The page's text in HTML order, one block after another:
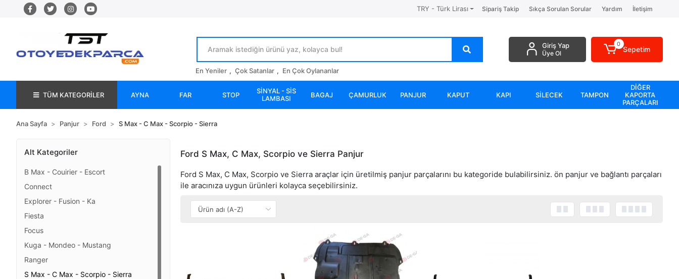
TRY - Türk Lirası Sipariş Takip Sıkça Sorulan Sorular Yardım İletişim
En Yeniler , Çok Satanlar , En Çok Oylananlar
Giriş Yap
Üye Ol
0
Sepetim
TÜM KATEGORİLER AYNA FAR STOP
SİNYAL - SİS
LAMBASI
BAGAJ ÇAMURLUK PANJUR KAPUT KAPI SİLECEK TAMPON
DİĞER
KAPORTA
PARÇALARI
Ana Sayfa Panjur Ford S Max - C Max - Scorpio - Sierra
Alt Kategoriler
B Max - Couirier - Escort
Connect
Explorer - Fusion - Ka
Fiesta
Focus
Kuga - Mondeo - Mustang
Ranger
S Max - C Max - Scorpio - Sierra
Ford S Max, C Max, Scorpio ve Sierra Panjur
Ford S Max, C Max, Scorpio ve Sierra araçlar için üretilmiş panjur parçalarını bu kategoride bulabilirsiniz. ön panjur ve bağlantı parçaları
ile aracınıza uygun ürünleri kolayca seçebilirsiniz.